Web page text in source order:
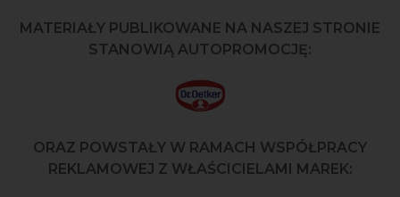
MATERIAŁY PUBLIKOWANE NA NASZEJ STRONIE
STANOWIĄ AUTOPROMOCJĘ:
ORAZ POWSTAŁY W RAMACH WSPÓŁPRACY
REKLAMOWEJ Z WŁAŚCICIELAMI MAREK: